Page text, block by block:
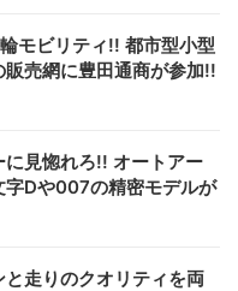
モビリティ!! 都市型小型
売網に豊田通商が参加!!
見惚れろ!! オートアー
字Dや007の精密モデルが
と走りのクオリティを両